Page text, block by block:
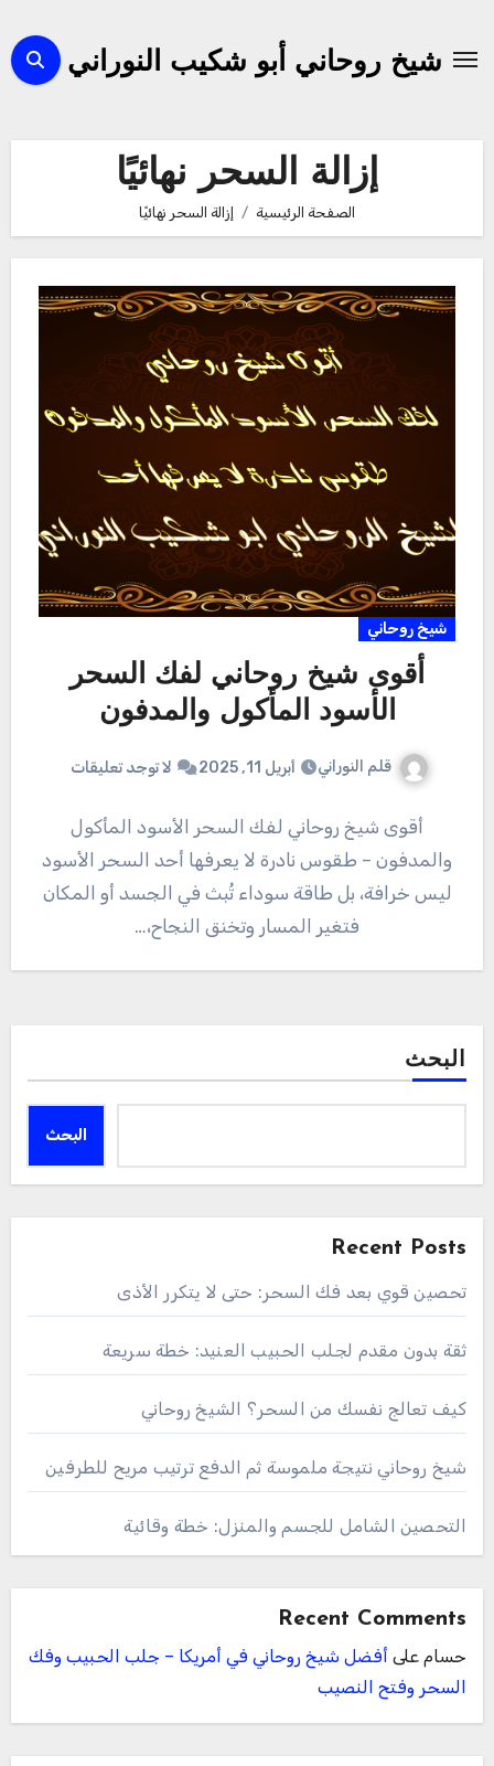
المحتوىشيخ روحاني أبو شكيب النوراني
إزالة السحر نهائيًا
الصفحة الرئيسية إزالة السحر نهائيًا
شيخ روحاني
أقوى شيخ روحاني لفك السحر
الأسود المأكول والمدفون
قلم النوراني أبريل 11, 2025 لا توجد تعليقات
أقوى شيخ روحاني لفك السحر الأسود المأكول
والمدفون – طقوس نادرة لا يعرفها أحد السحر الأسود
ليس خرافة، بل طاقة سوداء تُبث في الجسد أو المكان
فتغير المسار وتخنق النجاح،…
البحث
البحث
Recent Posts
تحصين قوي بعد فك السحر: حتى لا يتكرر الأذى
ثقة بدون مقدم لجلب الحبيب العنيد: خطة سريعة
كيف تعالج نفسك من السحر؟ الشيخ روحاني
شيخ روحاني نتيجة ملموسة ثم الدفع ترتيب مريح للطرفين
التحصين الشامل للجسم والمنزل: خطة وقائية
Recent Comments
حسامعلى أفضل شيخ روحاني في أمريكا – جلب الحبيب وفك
السحر وفتح النصيب